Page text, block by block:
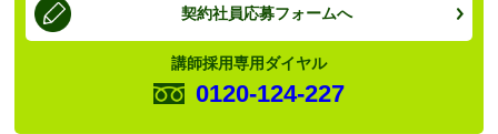
契約社員応募フォームへ
講師採用専用ダイヤル
0120-124-227